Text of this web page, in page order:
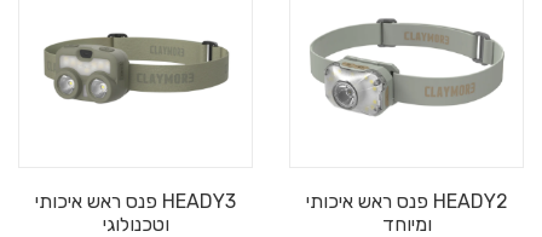
HEADY2 פנס ראש איכותי
ומיוחד
HEADY3 פנס ראש איכותי
וטכנולוגי